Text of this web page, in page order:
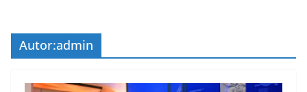
Autor:admin